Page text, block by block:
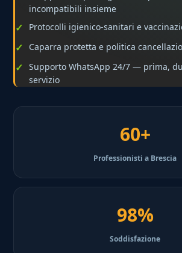
incompatibili insieme
Protocolli igienico-sanitari e
Caparra protetta e politica
Supporto WhatsApp 24/7 — prima,
servizio
60+
Professionisti a Brescia
98%
Soddisfazione